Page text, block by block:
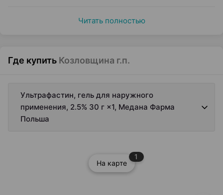
Читать полностью
Где купить Козловщина г.п.
Ультрафастин, гель для наружного
применения, 2.5% 30 г ×1, Медана Фарма
Польша
На карте
1